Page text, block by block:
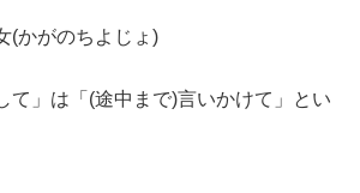
(かがのちよじょ)
て」は「(途中まで)言いかけて」とい